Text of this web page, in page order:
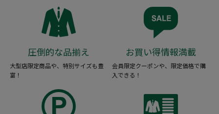
圧倒的な品揃え
大型店限定商品や、特別サイズも豊
富！
お買い得情報満載
会員限定クーポンや、限定価格で購
入できる！